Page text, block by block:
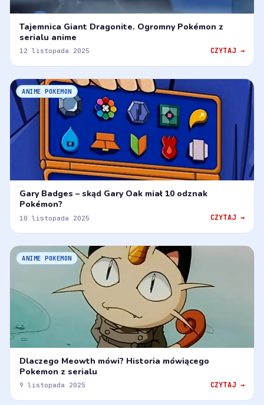
Tajemnica Giant Dragonite. Ogromny Pokémon z
serialu anime
12 listopada 2025 CZYTAJ →
ANIME POKEMON
Gary Badges – skąd Gary Oak miał 10 odznak
Pokémon?
10 listopada 2025 CZYTAJ →
ANIME POKEMON
Dlaczego Meowth mówi? Historia mówiącego
Pokemon z serialu
9 listopada 2025 CZYTAJ →